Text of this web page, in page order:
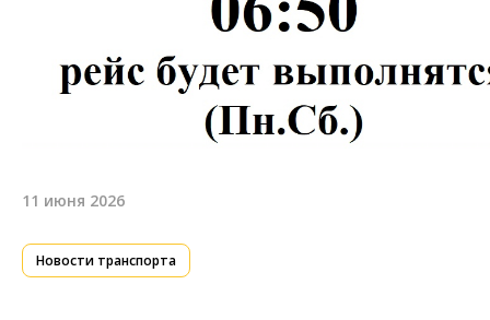
11 июня 2026
Новости транспорта